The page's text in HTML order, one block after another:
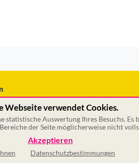
Webseite verwendet Cookies.
Auswertung Ihres Besuchs.
der Seite möglicherweise nicht
Akzeptieren
Datenschutzbestimmungen